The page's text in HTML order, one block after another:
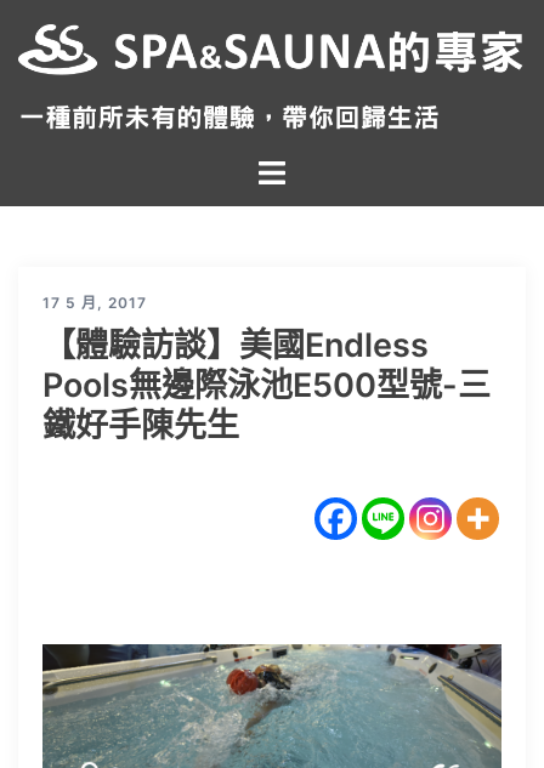
至
Toggle
menu
17 5 月, 2017
【體驗訪談】美國Endless
Pools無邊際泳池E500型號-三
鐵好手陳先生